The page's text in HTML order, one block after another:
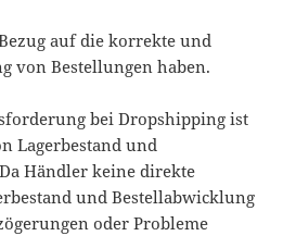
auf die korrekte und
von Bestellungen haben.
bei Dropshipping ist
Lagerbestand und
Händler keine direkte
und Bestellabwicklung
oder Probleme